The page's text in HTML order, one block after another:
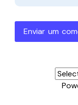
Enviar um